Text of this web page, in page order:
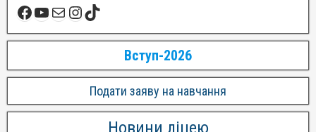
Вступ-2026
Подати заяву на навчання
Новини ліцею